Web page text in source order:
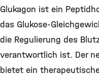
Glukagon ist ein
das Glukose-
die Regulierung des
verantwortlich ist. Der
bietet ein